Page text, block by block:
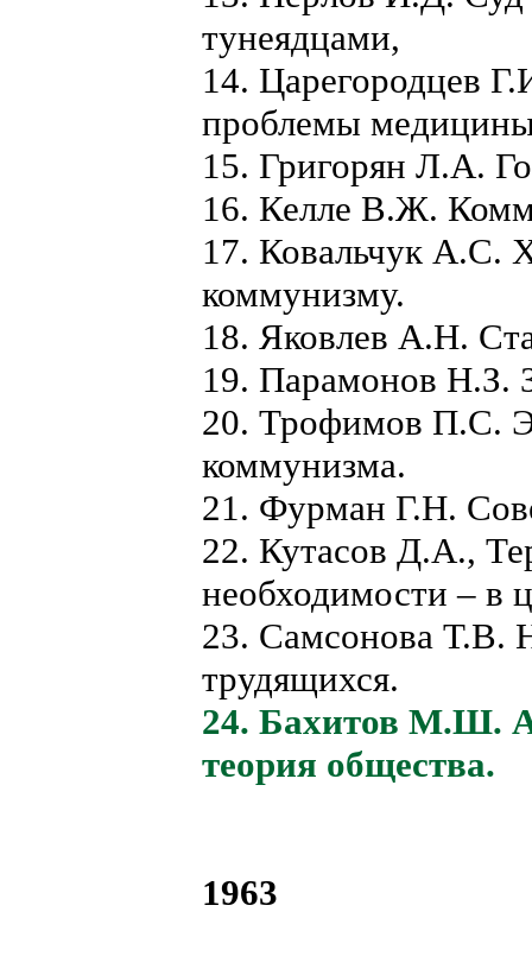
тунеядцами,
14. Царегородцев
проблемы
15. Григорян Л.А.
16. Келле В.Ж.
17. Ковальчук А.С.
коммунизму.
18. Яковлев А.Н.
19. Парамонов Н.З.
20. Трофимов П.С.
коммунизма.
21. Фурман Г.Н.
22. Кутасов Д.А.,
необходимости – в
23. Самсонова Т.В.
трудящихся.
24. Бахитов М.Ш.
теория общества.
1963